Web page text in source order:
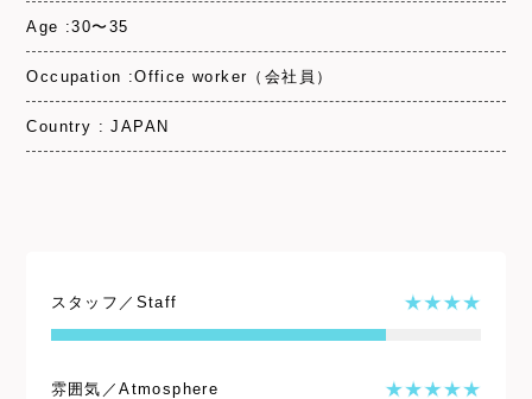
Age :30〜35
Occupation :Office worker（会社員）
Country : JAPAN
スタッフ／Staff
雰囲気／Atmosphere